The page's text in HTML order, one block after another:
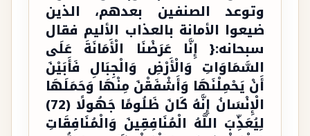
وتوعد الصنفين بعدهم، الذين
ضيعوا الأمانة بالعذاب الأليم فقال
سبحانه:{ إِنَّا عَرَضْنَا الْأَمَانَةَ عَلَى
السَّمَاوَاتِ وَالْأَرْضِ وَالْجِبَالِ فَأَبَيْنَ
أَنْ يَحْمِلْنَهَا وَأَشْفَقْنَ مِنْهَا وَحَمَلَهَا
الْإِنْسَانُ إِنَّهُ كَانَ ظَلُومًا جَهُولًا (72)
لِيُعَذِّبَ اللَّهُ الْمُنَافِقِينَ وَالْمُنَافِقَاتِ